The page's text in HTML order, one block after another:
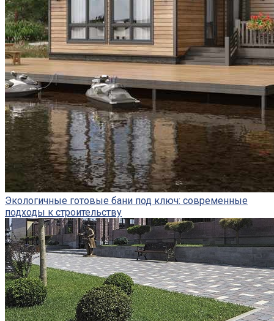
Экологичные готовые бани под ключ: современные
подходы к строительству